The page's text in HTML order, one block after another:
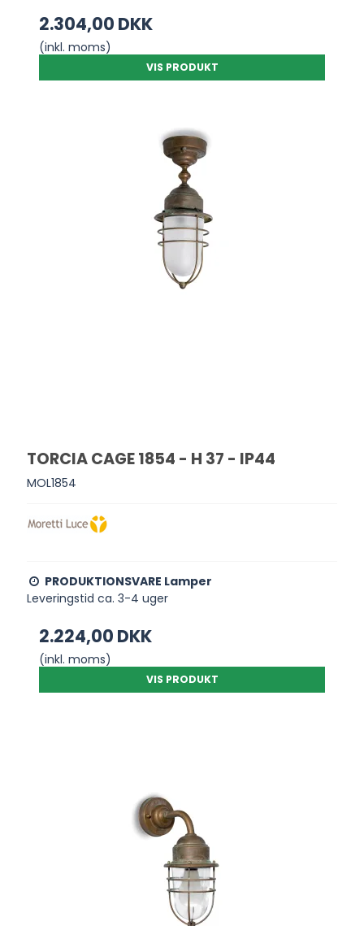
2.304,00 DKK
(inkl. moms)
VIS PRODUKT
TORCIA CAGE 1854 - H 37 - IP44
MOL1854
PRODUKTIONSVARE Lamper
Leveringstid ca. 3-4 uger
2.224,00 DKK
(inkl. moms)
VIS PRODUKT